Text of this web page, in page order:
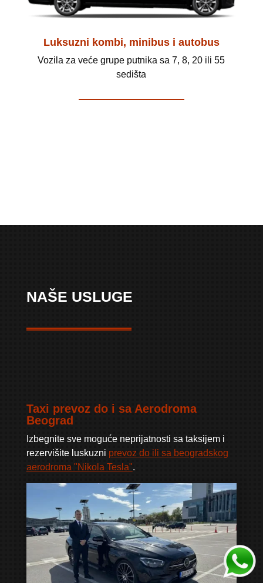
Luksuzni kombi, minibus i autobus
Vozila za veće grupe putnika sa 7, 8, 20 ili 55
sedišta
NAŠE USLUGE
Taxi prevoz do i sa Aerodroma
Beograd
Izbegnite sve moguće neprijatnosti sa taksijem i
rezervišite luskuzni prevoz do ili sa beogradskog
aerodroma "Nikola Tesla".